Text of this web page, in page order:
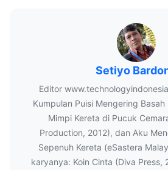
Setiyo
Editor
Kumpulan Puisi Mengering
Mimpi Kereta di Pucuk
Production, 2012), dan Aku
Sepenuh Kereta (eSastera
karyanya: Koin Cinta (Diva Press,